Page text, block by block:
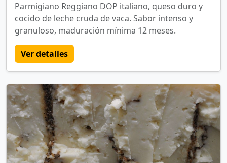
Parmigiano Reggiano DOP italiano, queso duro y
cocido de leche cruda de vaca. Sabor intenso y
granuloso, maduración mínima 12 meses.
Ver detalles